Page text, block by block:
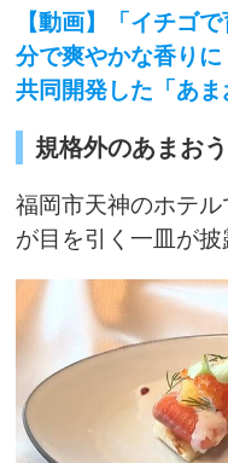
【動画】「イチゴ
分で爽やかな香り
共同開発した「あま
規格外のあまお
福岡市天神のホテ
が目を引く一皿が披